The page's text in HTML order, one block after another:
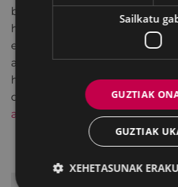
baimena beharrezkoa duten
horretan, ez da izango
eskatzeko premiarik;
aurretiazko komunikazio bat
honetan aurkeztu behar den
den jakiteko, kontsultatu
aritzeko aurretiazko
Sailkatu
GUZTIAK
GUZTIAK
XEHETASUNAK